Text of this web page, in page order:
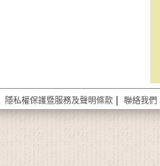
隱私權保護暨服務及聲明條款 | 聯絡我們